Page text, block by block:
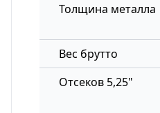
Толщина металла
Вес брутто
Отсеков 5,25"